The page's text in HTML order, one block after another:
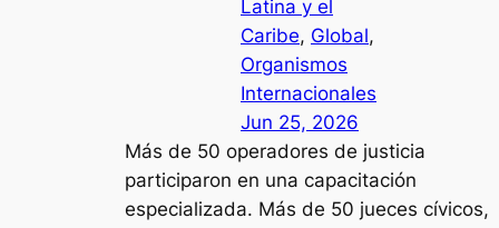
Latina y el
Caribe, Global
Organismos
Internacionales
Jun 25, 2026
Más de 50 operadores de justicia
participaron en una capacitación
especializada. Más de 50 jueces cívicos,